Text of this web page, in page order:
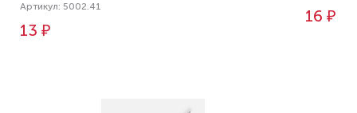
Артикул: 5002.41
13 ₽
16 ₽